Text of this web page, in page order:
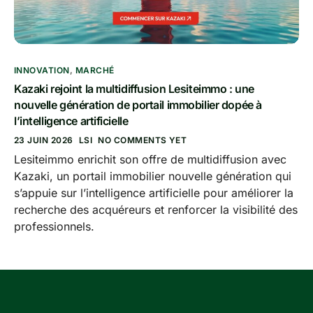
INNOVATION, MARCHÉ
Kazaki rejoint la multidiffusion Lesiteimmo : une
nouvelle génération de portail immobilier dopée à
l’intelligence artificielle
23 JUIN 2026 LSI NO COMMENTS YET
Lesiteimmo enrichit son offre de multidiffusion avec
Kazaki, un portail immobilier nouvelle génération qui
s’appuie sur l’intelligence artificielle pour améliorer la
recherche des acquéreurs et renforcer la visibilité des
professionnels.